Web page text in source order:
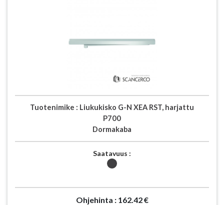
Tuotenimike : Liukukisko G-N XEA RST, harjattu
P700
Dormakaba
Saatavuus :
Ohjehinta : 162.42 €